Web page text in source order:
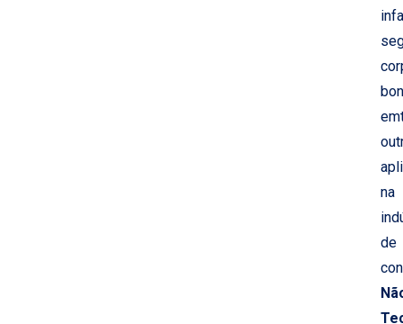
na
de